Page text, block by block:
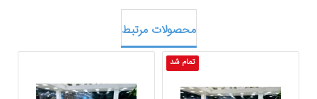
محصولات مرتبط
تمام شد